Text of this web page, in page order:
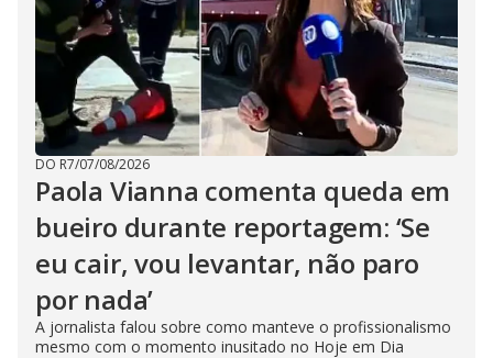
DO R7/07/08/2026
Paola Vianna comenta queda em
bueiro durante reportagem: ‘Se
eu cair, vou levantar, não paro
por nada’
A jornalista falou sobre como manteve o profissionalismo
mesmo com o momento inusitado no Hoje em Dia